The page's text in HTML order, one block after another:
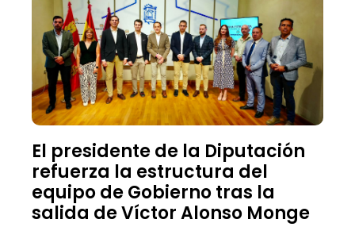
El presidente de la Diputación
refuerza la estructura del
equipo de Gobierno tras la
salida de Víctor Alonso Monge